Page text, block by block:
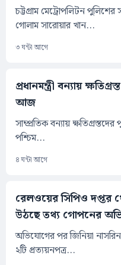
চট্টগ্রাম মেট্রোপলিটন
গোলাম সারোয়ার খান...
৩ ঘন্টা আগে
প্রধানমন্ত্রী বন্যায়
আজ
সাম্প্রতিক বন্যায়
পশ্চিম...
৪ ঘন্টা আগে
রেলওয়ের সিপিও দপ্তর
উঠছে তথ্য গোপনের
অভিযোগের পর জিনিয়া
২টি প্রত্যয়নপত্র...